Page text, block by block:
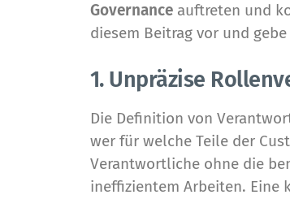
Governanceauftreten und
diesem Beitrag vor und
1. Unpräzise
Die Definition von
wer für welche Teile der
Verantwortliche ohne die
ineffizientem Arbeiten. Eine